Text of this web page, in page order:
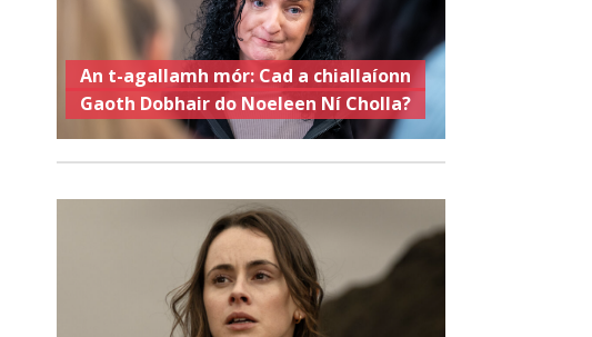
An t-agallamh mór: Cad a chiallaíonn
Gaoth Dobhair do Noeleen Ní Cholla?